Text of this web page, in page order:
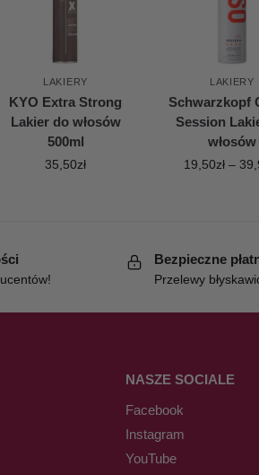
LAKIERY
KYO Extra Strong
Lakier do włosów
500ml
35,50zł
LAKIERY
Schwarzkopf
Session
włosów
19,50zł –
Bezpieczne
Przelewy
NASZE SOCIALE
Facebook
Instagram
YouTube